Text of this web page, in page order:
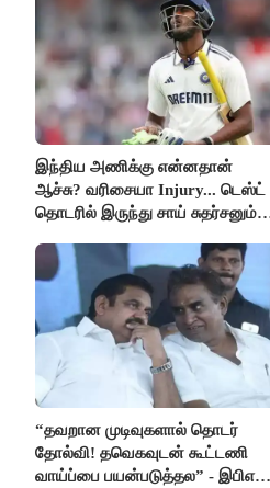
இந்திய அணிக்கு என்னதான்
ஆச்சு? வரிசையா Injury... டெஸ்ட்
தொடரில் இருந்து சாய் சுதர்சனும்
“தவறான முடிவுகளால் தொடர்
தோல்வி! தவெகவுடன் கூட்டணி
வாய்ப்பை பயன்படுத்தல” - இபிஎஸ்